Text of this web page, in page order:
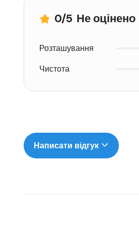
0/5 Не оцінено
Розташування
Чистота
Написати відгук